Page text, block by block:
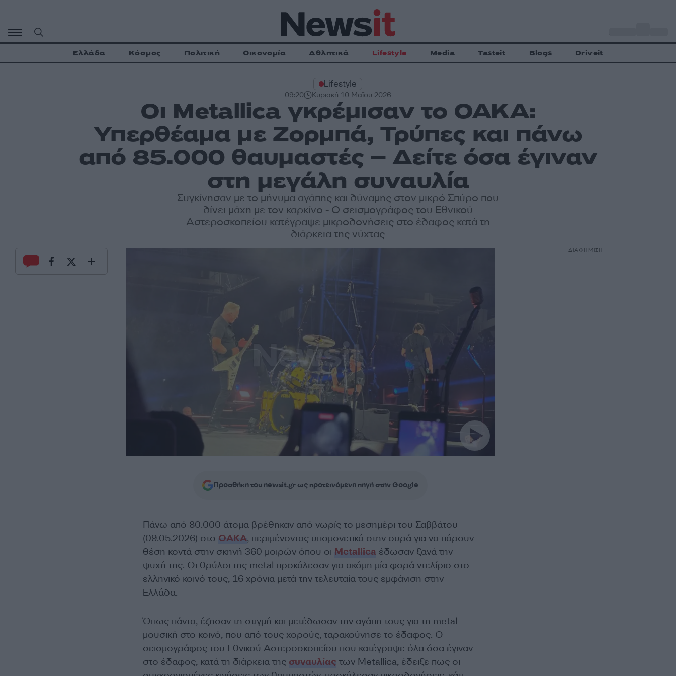
περιεχόμενο
Ελλάδα Κόσμος Πολιτική Οικονομία Αθλητικά Lifestyle Media Tasteit Blogs Driveit
Lifestyle
09:20 Κυριακή 10 Μαΐου 2026
Οι Metallica γκρέμισαν το ΟΑΚΑ:
Υπερθέαμα με Ζορμπά, Τρύπες και πάνω
από 85.000 θαυμαστές – Δείτε όσα έγιναν
στη μεγάλη συναυλία
Συγκίνησαν με το μήνυμα αγάπης και δύναμης στον μικρό Σπύρο που
δίνει μάχη με τον καρκίνο - Ο σεισμογράφος του Εθνικού
Αστεροσκοπείου κατέγραψε μικροδονήσεις στο έδαφος κατά τη
διάρκεια της νύχτας
Προσθήκη του newsit.gr ως προτεινόμενη πηγή στην Google
Πάνω από 80.000 άτομα βρέθηκαν από νωρίς το μεσημέρι του Σαββάτου
(09.05.2026) στο ΟΑΚΑ, περιμένοντας υπομονετικά στην ουρά για να πάρουν
θέση κοντά στην σκηνή 360 μοιρών όπου οι Metallicaέδωσαν ξανά την
ψυχή της. Οι θρύλοι της metal προκάλεσαν για ακόμη μία φορά ντελίριο στο
ελληνικό κοινό τους, 16 χρόνια μετά την τελευταία τους εμφάνιση στην
Ελλάδα.
Όπως πάντα, έζησαν τη στιγμή και μετέδωσαν την αγάπη τους για τη metal
μουσική στο κοινό, που από τους χορούς, ταρακούνησε το έδαφος. Ο
σεισμογράφος του Εθνικού Αστεροσκοπείου που κατέγραψε όλα όσα έγιναν
στο έδαφος, κατά τη διάρκεια της συναυλίας των Metallica, έδειξε πως οι
ΔΙΑΦΗΜΙΣΗ